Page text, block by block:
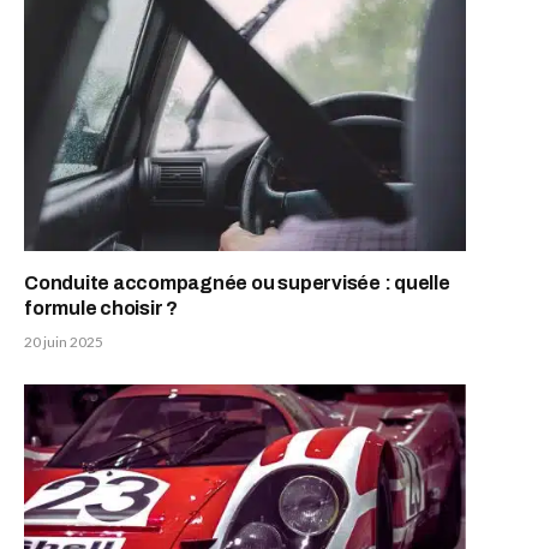
Conduite accompagnée ou supervisée : quelle
formule choisir ?
20 juin 2025